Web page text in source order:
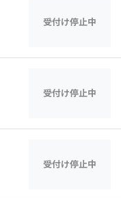
受付け停止中
受付け停止中
受付け停止中